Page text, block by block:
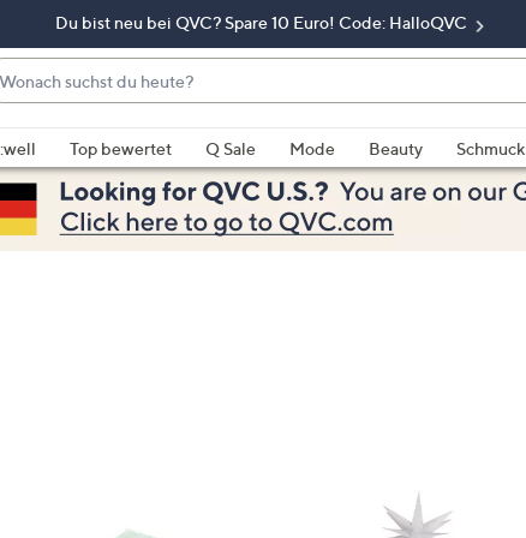
Du bist neu bei QVC? Spare 10 Euro! Code: HalloQVC
Top bewertet Q Sale Mode Beauty Schmuck